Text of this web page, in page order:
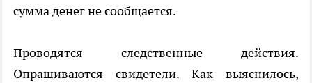
сумма денег не сообщается.
Проводятся следственные действия.
Опрашиваются свидетели. Как выяснилось,